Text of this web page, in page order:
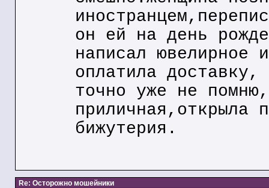
он ей на день
написал ювелирное
оплатила
точно уже не
приличная,открыла
бижутерия.
Re: Осторожно мошейники